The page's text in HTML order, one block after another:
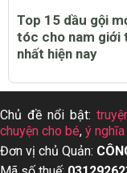
Top 15 dầu gội
tóc cho nam giới
nhất hiện nay
Chủ đề nổi bật:
chuyện cho bé, ý
Đơn vị chủ Quản: